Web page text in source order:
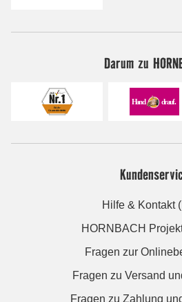
Darum zu
Hilfe & Kontakt
HORNBACH
Fragen zur
Fragen zu Versand
Fragen zu Zahlung